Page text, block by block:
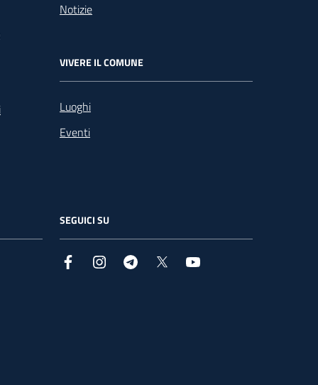
Notizie
VIVERE IL COMUNE
Luoghi
Eventi
SEGUICI SU
Facebook InstagramTelegram